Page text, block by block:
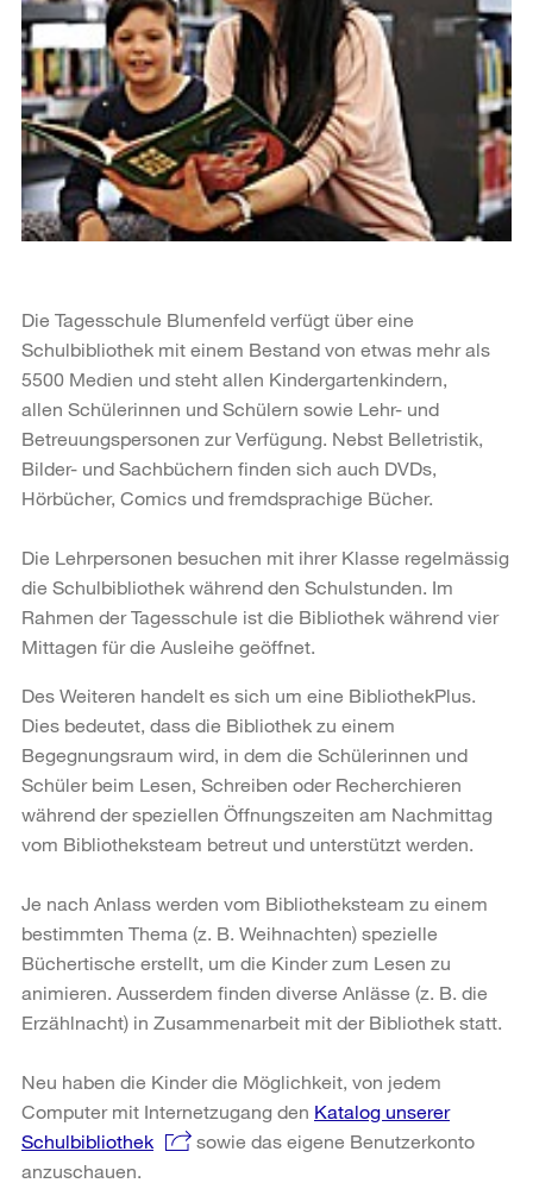
Die Tagesschule Blumenfeld verfügt über eine
Schulbibliothek mit einem Bestand von etwas mehr als
5500 Medien und steht allen Kindergartenkindern,
allen Schülerinnen und Schülern sowie Lehr- und
Betreuungspersonen zur Verfügung. Nebst Belletristik,
Bilder- und Sachbüchern finden sich auch DVDs,
Hörbücher, Comics und fremdsprachige Bücher.
Die Lehrpersonen besuchen mit ihrer Klasse regelmässig
die Schulbibliothek während den Schulstunden. Im
Rahmen der Tagesschule ist die Bibliothek während vier
Mittagen für die Ausleihe geöffnet.
Des Weiteren handelt es sich um eine BibliothekPlus.
Dies bedeutet, dass die Bibliothek zu einem
Begegnungsraum wird, in dem die Schülerinnen und
Schüler beim Lesen, Schreiben oder Recherchieren
während der speziellen Öffnungszeiten am Nachmittag
vom Bibliotheksteam betreut und unterstützt werden.
Je nach Anlass werden vom Bibliotheksteam zu einem
bestimmten Thema (z. B. Weihnachten) spezielle
Büchertische erstellt, um die Kinder zum Lesen zu
animieren. Ausserdem finden diverse Anlässe (z. B. die
Erzählnacht) in Zusammenarbeit mit der Bibliothek statt.
Neu haben die Kinder die Möglichkeit, von jedem
Computer mit Internetzugang den Katalog unserer
Schulbibliothek
sowie das eigene Benutzerkonto
anzuschauen.